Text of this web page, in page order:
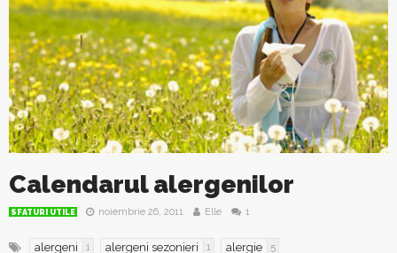
Calendarul alergenilor
SFATURI UTILE noiembrie 26, 2011 Elle 1
alergeni 1 alergeni sezonieri 1 alergie 5